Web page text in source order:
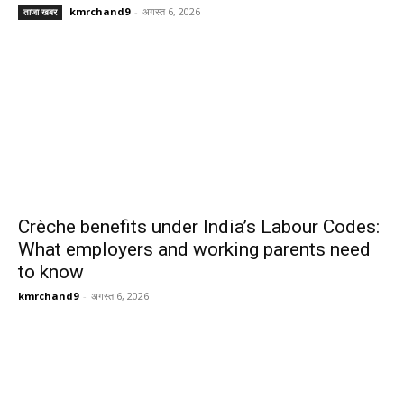
ताजा खबर kmrchand9 - अगस्त 6, 2026
Crèche benefits under India’s Labour Codes:
What employers and working parents need
to know
kmrchand9 - अगस्त 6, 2026